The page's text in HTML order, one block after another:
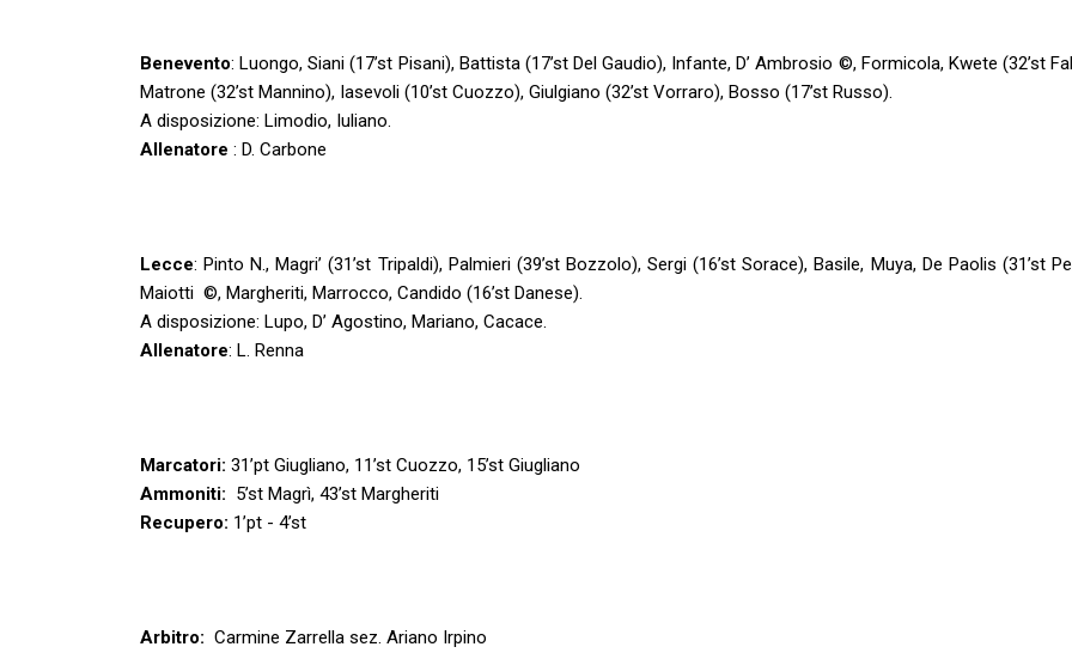
Benevento: Luongo, Siani (17’st Pisani), Battista (17’st Del Gaudio), Infante, D’ Ambrosio ©️, Formicola, Kwete (32’st
Matrone (32’st Mannino), Iasevoli (10’st Cuozzo), Giulgiano (32’st Vorraro), Bosso (17’st Russo).
A disposizione: Limodio, Iuliano.
Allenatore : D. Carbone
Lecce: Pinto N., Magri’ (31’st Tripaldi), Palmieri (39’st Bozzolo), Sergi (16’st Sorace), Basile, Muya, De Paolis (31’st
Maiotti ©️, Margheriti, Marrocco, Candido (16’st Danese).
A disposizione: Lupo, D’ Agostino, Mariano, Cacace.
Allenatore: L. Renna
Marcatori: 31’pt Giugliano, 11’st Cuozzo, 15’st Giugliano
Ammoniti: 5’st Magrì, 43’st Margheriti
Recupero: 1’pt - 4’st
Arbitro: Carmine Zarrella sez. Ariano Irpino